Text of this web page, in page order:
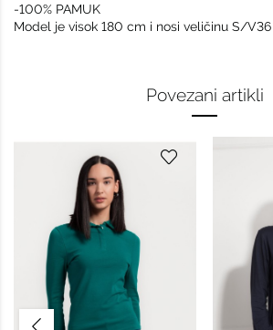
-100% PAMUK
Model je visok 180 cm i nosi veličinu S/V36
Povezani artikli